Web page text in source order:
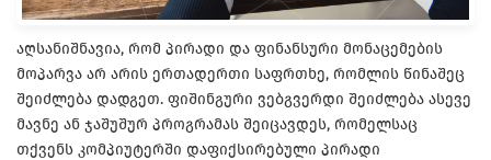
აღსანიშნავია, რომ პირადი და ფინანსური მონაცემების
მოპარვა არ არის ერთადერთი საფრთხე, რომლის წინაშეც
შეიძლება დადგეთ. ფიშინგური ვებგვერდი შეიძლება ასევე
მავნე ან ჯაშუშურ პროგრამას შეიცავდეს, რომელსაც
თქვენს კომპიუტერში დაფიქსირებული პირადი